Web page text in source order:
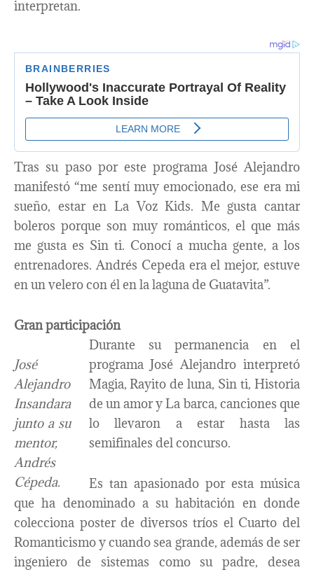
interpretan.
Tras su paso por este programa José Alejandro
manifestó “me sentí muy emocionado, ese era mi
sueño, estar en La Voz Kids. Me gusta cantar
boleros porque son muy románticos, el que más
me gusta es Sin ti. Conocí a mucha gente, a los
entrenadores. Andrés Cepeda era el mejor, estuve
en un velero con él en la laguna de Guatavita”.
Gran participación
José
Alejandro
Insandara
junto a su
mentor,
Andrés
Cépeda.
Durante su permanencia en el
programa José Alejandro interpretó
Magia, Rayito de luna, Sin ti, Historia
de un amor y La barca, canciones que
lo llevaron a estar hasta las
semifinales del concurso.
Es tan apasionado por esta música
que ha denominado a su habitación en donde
colecciona poster de diversos tríos el Cuarto del
Romanticismo y cuando sea grande, además de ser
ingeniero de sistemas como su padre, desea